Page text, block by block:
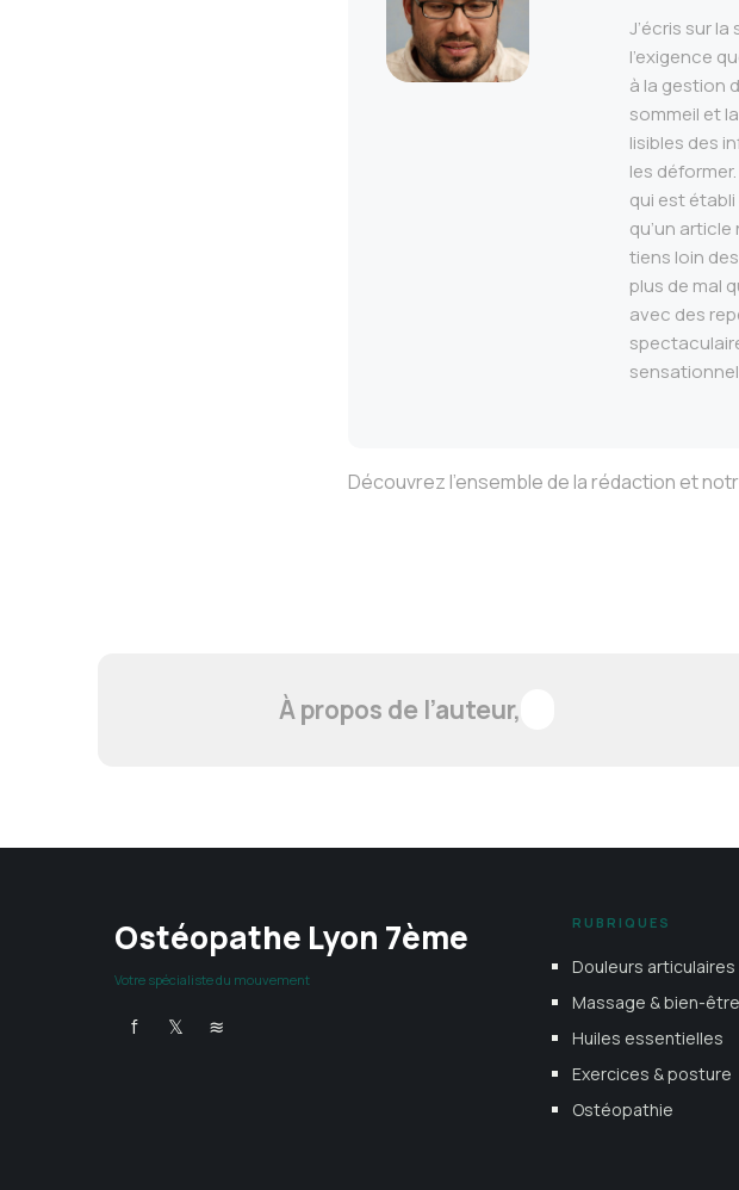
J’écris sur
l’exigence
à la gestion
sommeil et
lisibles des
les
qui est
qu’un
tiens loin
plus de mal
avec des
Découvrez l’ensemble de la rédaction et
À propos de l’auteur,
Ostéopathe Lyon 7ème
Votre spécialiste du mouvement
f 𝕏 ≋
RUBRIQUES
Douleurs articulaires
Massage & bien-être
Huiles essentielles
Exercices & posture
Ostéopathie